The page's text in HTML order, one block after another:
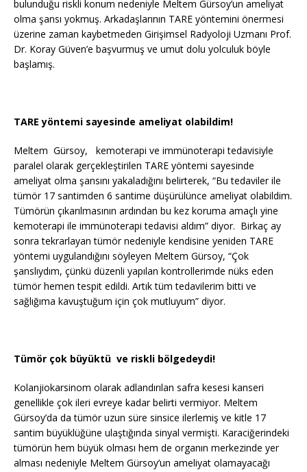
bulunduğu riskli konum nedeniyle Meltem Gürsoy’un ameliyat
olma şansı yokmuş. Arkadaşlarının TARE yöntemini önermesi
üzerine zaman kaybetmeden Girişimsel Radyoloji Uzmanı Prof.
Dr. Koray Güven’e başvurmuş ve umut dolu yolculuk böyle
başlamış.
TARE yöntemi sayesinde ameliyat olabildim!
Meltem Gürsoy, kemoterapi ve immünoterapi tedavisiyle
paralel olarak gerçekleştirilen TARE yöntemi sayesinde
ameliyat olma şansını yakaladığını belirterek, “Bu tedaviler ile
tümör 17 santimden 6 santime düşürülünce ameliyat olabildim.
Tümörün çıkarılmasının ardından bu kez koruma amaçlı yine
kemoterapi ile immünoterapi tedavisi aldım” diyor. Birkaç ay
sonra tekrarlayan tümör nedeniyle kendisine yeniden TARE
yöntemi uygulandığını söyleyen Meltem Gürsoy, “Çok
şanslıydım, çünkü düzenli yapılan kontrollerimde nüks eden
tümör hemen tespit edildi. Artık tüm tedavilerim bitti ve
sağlığıma kavuştuğum için çok mutluyum” diyor.
Tümör çok büyüktü ve riskli bölgedeydi!
Kolanjiokarsinom olarak adlandırılan safra kesesi kanseri
genellikle çok ileri evreye kadar belirti vermiyor. Meltem
Gürsoy’da da tümör uzun süre sinsice ilerlemiş ve kitle 17
santim büyüklüğüne ulaştığında sinyal vermişti. Karaciğerindeki
tümörün hem büyük olması hem de organın merkezinde yer
alması nedeniyle Meltem Gürsoy’un ameliyat olamayacağı